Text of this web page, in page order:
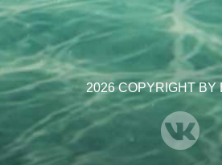
2026 COPYRIGHT BY